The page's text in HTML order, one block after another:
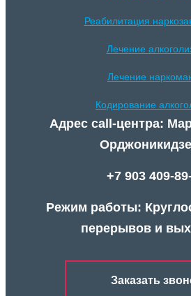
Реабилитация
Лечение
Лечение
Кодирование
Адрес call-центра:
+7 903 409-
Режим работы:
перерывов и
Заказать